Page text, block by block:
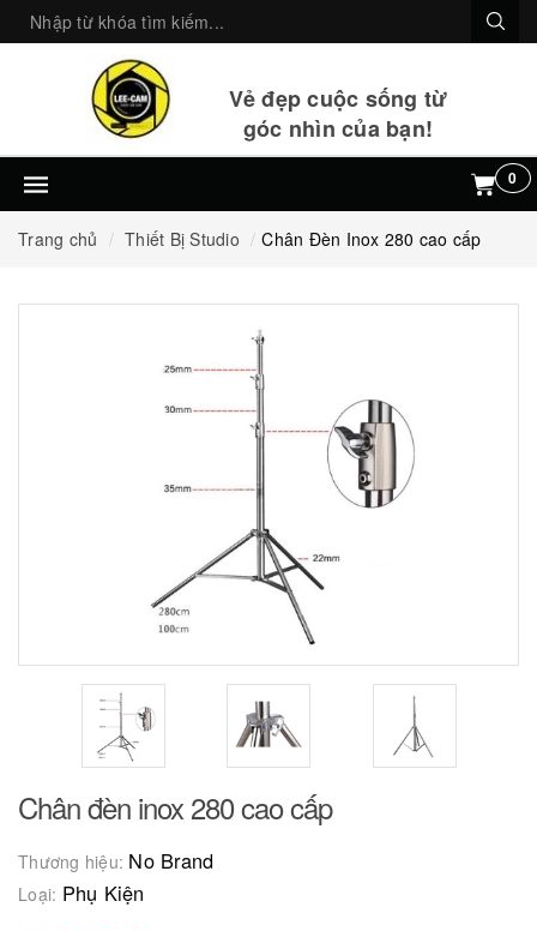
Vẻ đẹp cuộc sống từ
góc nhìn của bạn!
0
Trang chủ Thiết Bị Studio Chân Đèn Inox 280 cao cấp
Chân đèn inox 280 cao cấp
Thương hiệu: No Brand
Loại: Phụ Kiện